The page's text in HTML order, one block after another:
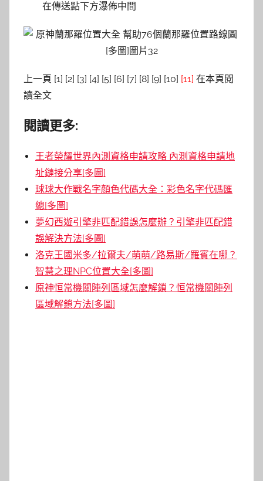
在傳送點下方瀑佈中間
上一頁 [1] [2] [3] [4] [5] [6] [7] [8] [9] [10] [11] 在本頁閱
讀全文
閱讀更多:
王者榮耀世界內測資格申請攻略 內測資格申請地
址鏈接分享[多圖]
球球大作戰名字顏色代碼大全：彩色名字代碼匯
總[多圖]
夢幻西遊引擎非匹配錯誤怎麼辦？引擎非匹配錯
誤解決方法[多圖]
洛克王國米多/拉爾夫/萌萌/路易斯/羅賓在哪？
智慧之理NPC位置大全[多圖]
原神恒常機關陣列區域怎麼解鎖？恒常機關陣列
區域解鎖方法[多圖]